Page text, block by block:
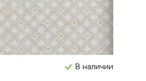
В наличии